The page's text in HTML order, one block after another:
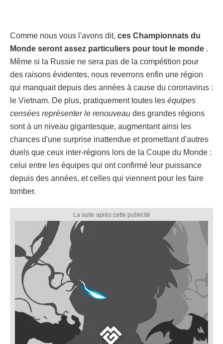
Comme nous vous l'avons dit, ces Championnats du
Monde seront assez particuliers pour tout le monde .
Même si la Russie ne sera pas de la compétition pour
des raisons évidentes, nous reverrons enfin une région
qui manquait depuis des années à cause du coronavirus :
le Vietnam. De plus, pratiquement toutes les équipes
censées représenter le renouveau des grandes régions
sont à un niveau gigantesque, augmentant ainsi les
chances d'une surprise inattendue et promettant d'autres
duels que ceux inter-régions lors de la Coupe du Monde :
celui entre les équipes qui ont confirmé leur puissance
depuis des années, et celles qui viennent pour les faire
tomber.